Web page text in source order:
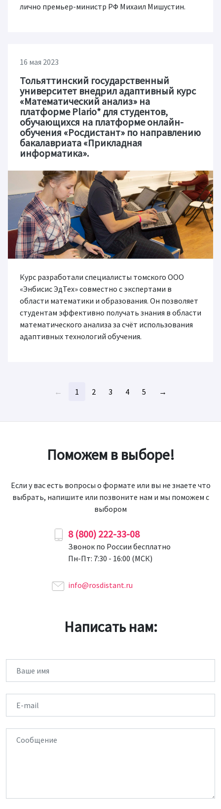
лично премьер-министр РФ Михаил Мишустин.
16 мая 2023
Тольяттинский государственный
университет внедрил адаптивный курс
«Математический анализ» на
платформе Plario* для студентов,
обучающихся на платформе онлайн-
обучения «Росдистант» по направлению
бакалавриата «Прикладная
информатика».
Курс разработали специалисты томского ООО
«Энбисис ЭдТех» совместно с экспертами в
области математики и образования. Он позволяет
студентам эффективно получать знания в области
математического анализа за счёт использования
адаптивных технологий обучения.
← 1 2 3 4 5 →
Поможем в выборе!
Если у вас есть вопросы о формате или вы не знаете что
выбрать, напишите или позвоните нам и мы поможем с
выбором
8 (800) 222-33-08
Звонок по России бесплатно
Пн-Пт: 7:30 - 16:00 (МСК)
info@rosdistant.ru
Написать нам: